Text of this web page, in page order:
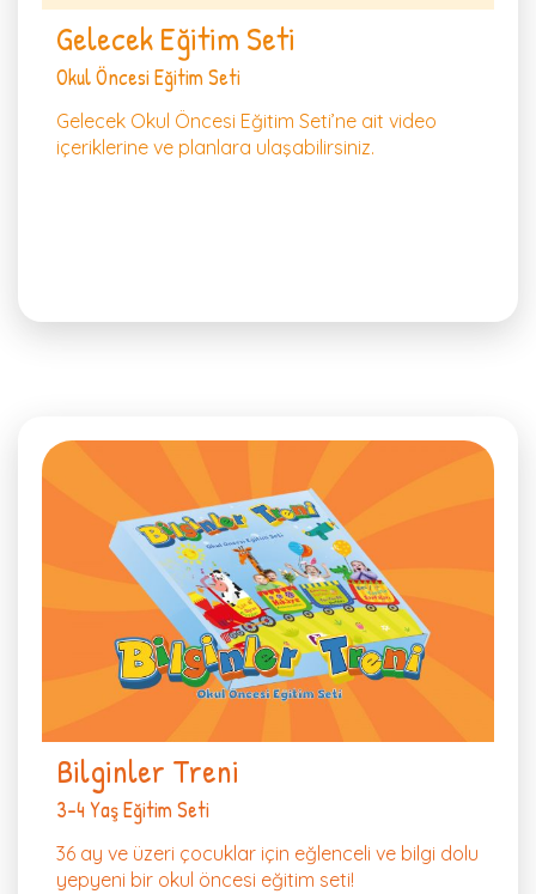
Gelecek Eğitim Seti
Okul Öncesi Eğitim Seti
Gelecek Okul Öncesi Eğitim Seti’ne ait video
içeriklerine ve planlara ulaşabilirsiniz.
Bilginler Treni
3-4 Yaş Eğitim Seti
36 ay ve üzeri çocuklar için eğlenceli ve bilgi dolu
yepyeni bir okul öncesi eğitim seti!